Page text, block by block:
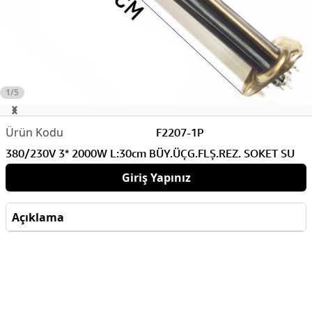
1/5
F2207-1P
380/230V 3* 2000W L:30cm BÜY.ÜÇG.FLŞ.REZ. SOKET SU
Giriş Yapınız
Açıklama